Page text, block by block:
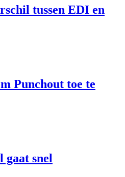
tussen EDI en
Punchout toe te
gaat snel